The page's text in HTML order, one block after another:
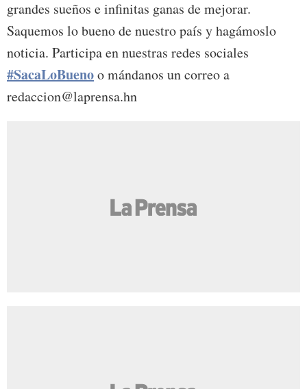
grandes sueños e infinitas ganas de mejorar.
Saquemos lo bueno de nuestro país y hagámoslo
noticia. Participa en nuestras redes sociales
#SacaLoBuenoo mándanos un correo a
redaccion@laprensa.hn